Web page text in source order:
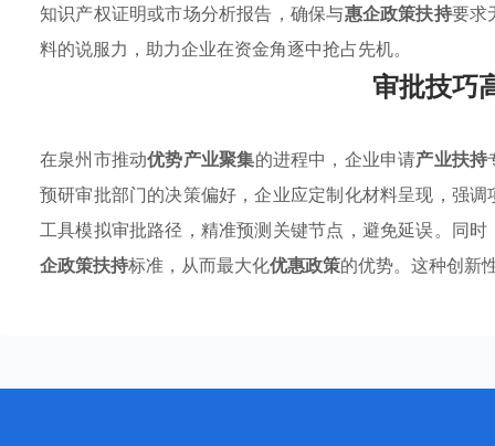
知识产权证明或市场分析报告，确保与惠企政策扶持要求
料的说服力，助力企业在资金角逐中抢占先机。
审批技巧
在泉州市推动优势产业聚集的进程中，企业申请产业扶持
预研审批部门的决策偏好，企业应定制化材料呈现，强调
工具模拟审批路径，精准预测关键节点，避免延误。同
企政策扶持标准，从而最大化优惠政策的优势。这种创新